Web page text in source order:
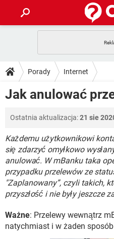
GRY
SPOTIFY
PORADY
PlayStation
GRY
SPOTIFY
INSTAGRAM
WINDOWS 10
DO POBRANIA
IOS
INSTAGRAM
WINDOWS 10
FORUM
COVID-19
GRY
SPOTIFY
INSTAGRAM
ARTYKUŁY
COVID-19
GRY
SPOTIFY
INSTAGRAM
WINDOWS 10
Porady Internet
Jak anulować
Ostatnia aktualizacja:21 sie
Każdemu użytkownikowi
się zdarzyć omyłkowo
anulować. W mBanku taka
przypadku przelewów ze
"Zaplanowany”, czyli takich,
przyszłość i nie były jeszcze
Ważne: Przelewy wewnątrz
natychmiast i w żaden